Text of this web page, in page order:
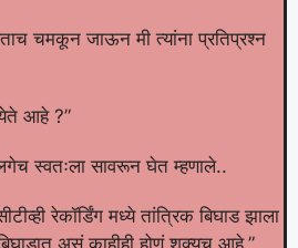
चमकून जाऊन मी त्यांना प्रतिप्रश्न
आहे ?”
स्वतःला सावरून घेत म्हणाले..
रेकॉर्डिंग मध्ये तांत्रिक बिघाड झाला